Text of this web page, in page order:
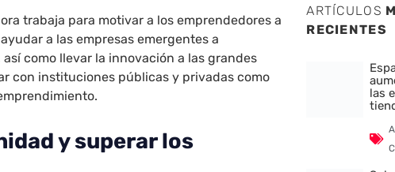
trabaja para motivar a los emprendedores a
a las empresas emergentes a
como llevar la innovación a las grandes
con instituciones públicas y privadas como
y superar los
ARTÍCULOS
RECIENTES
las